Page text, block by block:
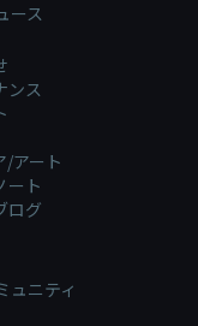
ース
ンス
/アート
ート
ログ
ュニティ